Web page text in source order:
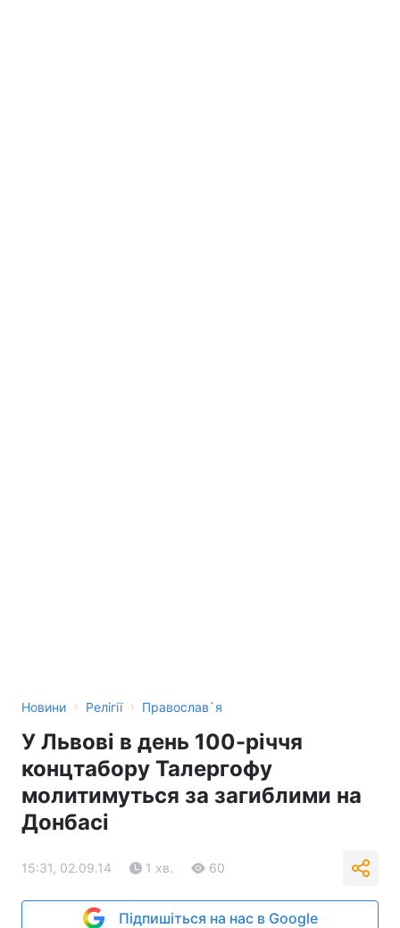
Новини › Релігії › Православ`я
У Львові в день 100-річчя
концтабору Талергофу
молитимуться за загиблими на
Донбасі
15:31, 02.09.14 1 хв. 60
Підпишіться на нас в Google